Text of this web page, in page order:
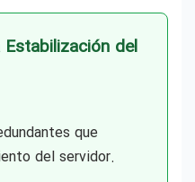
del
que
del servidor.